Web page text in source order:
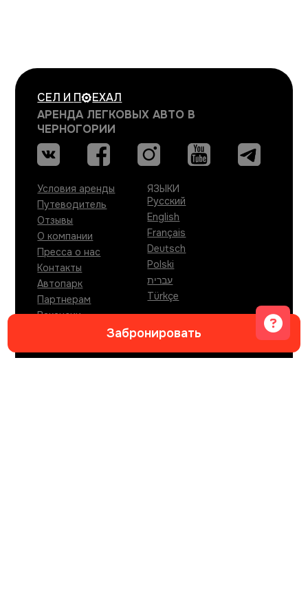
Забронировать
СЕЛ И П
ЕХАЛ
АРЕНДА ЛЕГКОВЫХ АВТО В
ЧЕРНОГОРИИ
Условия аренды
Путеводитель
Отзывы
О компании
Пресса о нас
Контакты
Автопарк
Партнерам
Вакансии
Журнал путешествий
ЯЗЫКИ
Русский
English
Français
Deutsch
Polski
עברית
Türkçe